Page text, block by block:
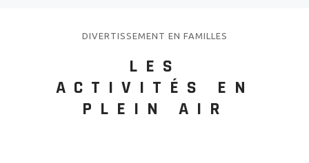
DIVERTISSEMENT EN FAMILLES
LES
ACTIVITÉS EN
PLEIN AIR